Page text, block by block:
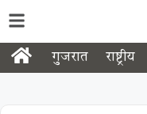
गुजरात राष्ट्रीय